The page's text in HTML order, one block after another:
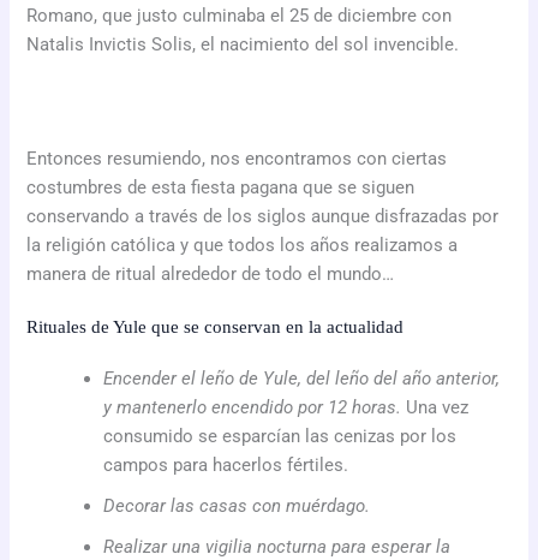
Romano, que justo culminaba el 25 de diciembre con
Natalis Invictis Solis, el nacimiento del sol invencible.
Entonces resumiendo, nos encontramos con ciertas
costumbres de esta fiesta pagana que se siguen
conservando a través de los siglos aunque disfrazadas por
la religión católica y que todos los años realizamos a
manera de ritual alrededor de todo el mundo…
Rituales de Yule que se conservan en la actualidad
Encender el leño de Yule, del leño del año anterior,
y mantenerlo encendido por 12 horas. Una vez
consumido se esparcían las cenizas por los
campos para hacerlos fértiles.
Decorar las casas con muérdago.
Realizar una vigilia nocturna para esperar la